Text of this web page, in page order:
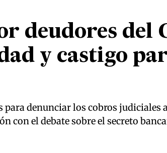
deudores del
y castigo
para denunciar los cobros judiciales
con el debate sobre el secreto